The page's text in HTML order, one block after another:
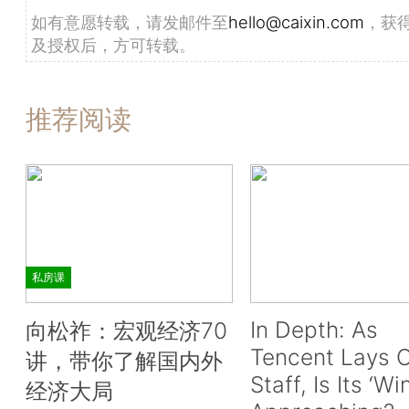
如有意愿转载，请发邮件至hello@caixin.com ，获
及授权后，方可转载。
推荐阅读
私房课
向松祚：宏观经济70
讲，带你了解国内外
经济大局
In Depth: As
Tencent Lays
Staff, Is Its